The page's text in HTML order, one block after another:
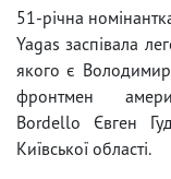
51-річна
Yagas заспівала
якого є
фронтмен
Bordello Євген
Київської області.